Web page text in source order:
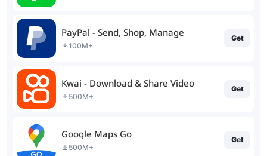
PayPal - Send, Shop, Manage
100M+
Get
Kwai - Download & Share Video
500M+
Get
Google Maps Go
500M+
Get